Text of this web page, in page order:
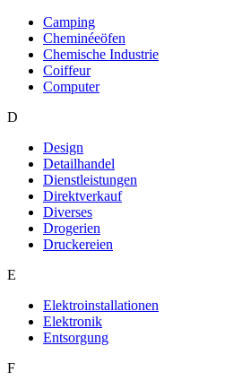
Camping
Cheminéeöfen
Chemische Industrie
Coiffeur
Computer
D
Design
Detailhandel
Dienstleistungen
Direktverkauf
Diverses
Drogerien
Druckereien
E
Elektroinstallationen
Elektronik
Entsorgung
F